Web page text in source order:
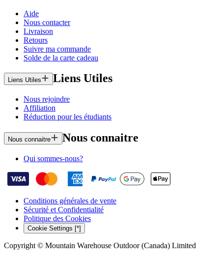
Aide
Nous contacter
Livraison
Retours
Suivre ma commande
Solde de la carte cadeau
Liens Utiles Liens Utiles
Nous rejoindre
Affiliation
Réduction pour les étudiants
Nous connaitre Nous connaitre
Qui sommes-nous?
Conditions générales de vente
Sécurité et Confidentialité
Politique des Cookies
Cookie Settings [*]
Copyright © Mountain Warehouse Outdoor (Canada) Limited